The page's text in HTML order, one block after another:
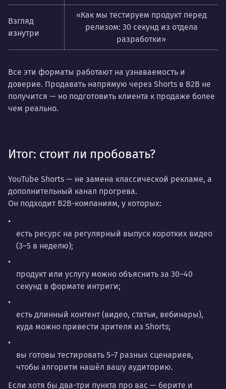
Взгляд
изнутри
«Как мы тестируем продукт перед
релизом: 30 секунд из отдела
разработки»
Все эти форматы работают на узнаваемость и
доверие. Продавать напрямую через Shorts в B2B не
получится — но подготовить клиента к продаже более
чем реально.
Итог: стоит ли пробовать?
YouTube Shorts — не замена классической рекламе, а
дополнительный канал прогрева.
Он подходит B2B-компаниям, у которых:
есть ресурс на регулярный выпуск коротких видео
(3–5 в неделю);
продукт или услугу можно объяснить за 30–40
секунд в формате интриги;
есть длинный контент (видео, статьи, вебинары),
куда можно привести зрителя из Shorts;
вы готовы тестировать 5–7 разных сценариев,
чтобы алгоритм нашёл вашу аудиторию.
Если хотя бы два-три пункта про вас — берите и